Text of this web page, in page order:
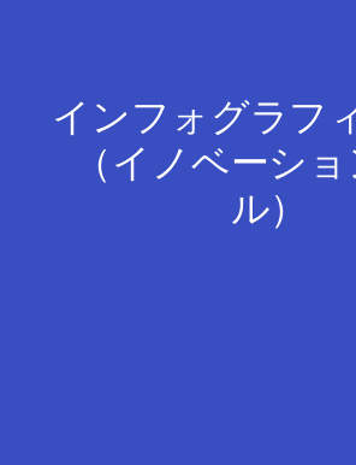
インフォグラフ
（イノベーシ
ル）